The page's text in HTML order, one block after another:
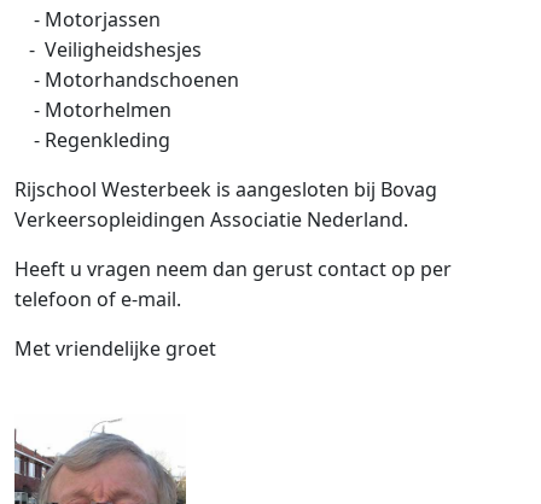
- Motorjassen
- Veiligheidshesjes
- Motorhandschoenen
- Motorhelmen
- Regenkleding
Rijschool Westerbeek is aangesloten bij Bovag
Verkeersopleidingen Associatie Nederland.
Heeft u vragen neem dan gerust contact op per
telefoon of e-mail.
Met vriendelijke groet